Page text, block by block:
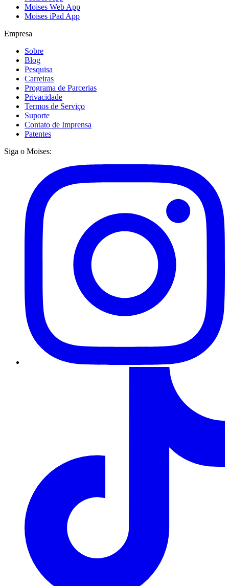
Moises Web App
Moises iPad App
Empresa
Sobre
Blog
Pesquisa
Carreiras
Programa de Parcerias
Privacidade
Termos de Serviço
Suporte
Contato de Imprensa
Patentes
Siga o Moises: